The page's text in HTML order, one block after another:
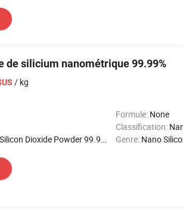
de silicium nanométrique 99.99%
/ kg
Formule: None
Classification:
Dioxide Powder 99.99% Purity Genre: Nano